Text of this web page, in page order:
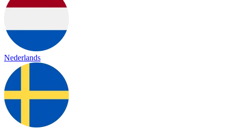
Nederlands